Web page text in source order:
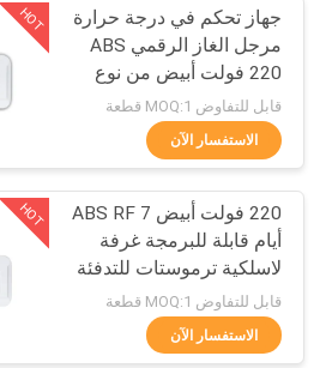
معلومات
جولة
في
المعمل
رقابة
جودة
غرفة سلكية
ترموستات
لاسلكيّ
حراريّ
196
HOT
جهاز تحكم في درجة حرارة
مرجل الغاز الرقمي ABS
220 فولت أبيض من نوع
RF ترموستات الغرفة
قابل للتفاوض MOQ:1 قطعة
الاستفسار الآن
HOT
220 فولت أبيض ABS RF 7
أيام قابلة للبرمجة غرفة
لاسلكية ترموستات للتدفئة
قابل للتفاوض MOQ:1 قطعة
الاستفسار الآن